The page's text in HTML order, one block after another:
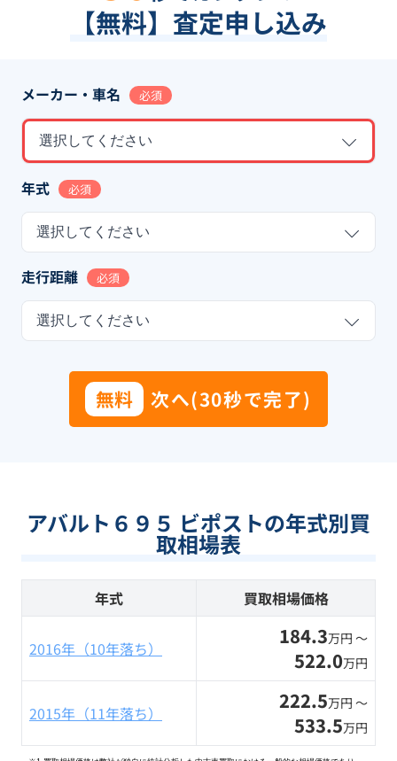
【無料】査定申し込み
メーカー・車名 必須
選択してください
年式 必須
選択してください
走行距離 必須
選択してください
無料 次へ(30秒で完了)
アバルト６９５ ビポストの年式別買
取相場表
年式 買取相場価格
2016年（10年落ち） 184.3万円 〜
522.0万円
2015年（11年落ち） 222.5万円 〜
533.5万円